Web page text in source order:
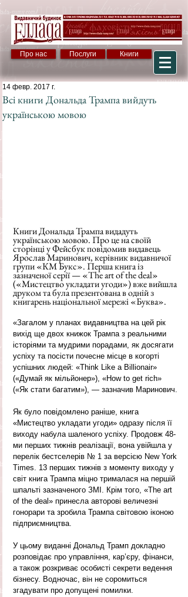
Про нас Послуги Книги
Всі книги Дональда Трампа вийдуть
українською мовою
14 февр. 2017 г.
Книги Дональда Трампа видадуть
українською мовою. Про це на своїй
сторінці у Фейсбук повідомив видавець
Ярослав Маринович, керівник видавничої
групи «КМ Букс». Перша книга із
зазначеної серії — «The art of the deal»
(«Мистецтво укладати угоди») вже вийшла
друком та була презентована в одній з
книгарень національної мережі «Буква».
«Загалом у планах видавництва на цей рік
вихід ще двох книжок Трампа з реальними
історіями та мудрими порадами, як досягати
успіху та посісти почесне місце в когорті
успішних людей: «Think Like a Billionair»
(«Думай як мільйонер»), «How to get rich»
(«Як стати багатим»), — зазначив Маринович.
Як було повідомлено раніше, книга
«Мистецтво укладати угоди» одразу після її
виходу набула шаленого успіху. Продовж 48-
ми перших тижнів реалізації, вона увійшла у
перелік бестселерів № 1 за версією New York
Times. 13 перших тижнів з моменту виходу у
світ книга Трампа міцно трималася на першій
шпальті зазначеного ЗМІ. Крім того, «The art
of the deal» принесла авторові величезні
гонорари та зробила Трампа світовою іконою
підприємництва.
У цьому виданні Дональд Трамп докладно
розповідає про управління, кар’єру, фінанси,
а також розкриває особисті секрети ведення
бізнесу. Водночас, він не соромиться
згадувати про допущені помилки.